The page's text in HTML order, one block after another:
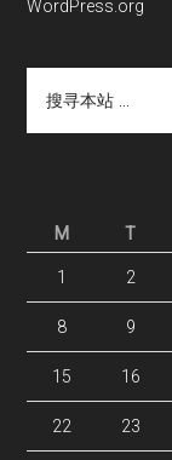
WordPress.org
本
M
T
1 2
8 9
15 16
22 23